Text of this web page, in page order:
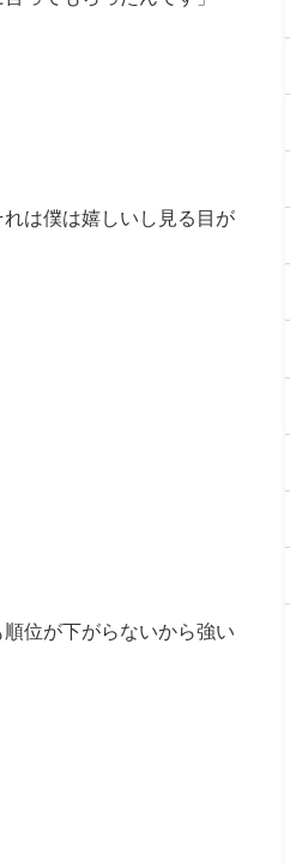
は僕は嬉しいし見る目が
位が下がらないから強い